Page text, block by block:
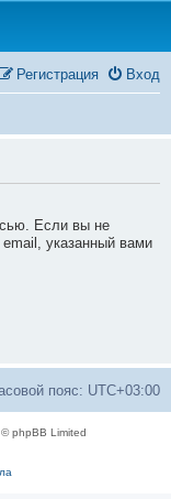
Вход
Регистрация
Если вы не
указанный вами
пояс: UTC+03:00
phpBB Limited